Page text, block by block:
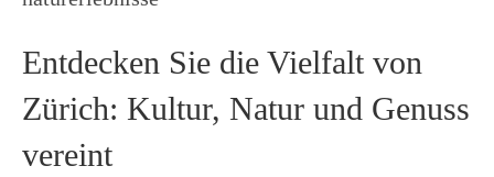
Entdecken Sie die Vielfalt von
Zürich: Kultur, Natur und Genuss
vereint